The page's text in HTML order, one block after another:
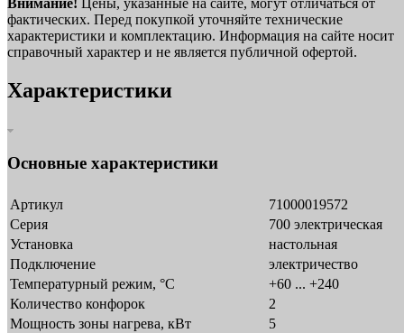
фактических. Перед покупкой уточняйте технические
характеристики и комплектацию. Информация на сайте носит
справочный характер и не является публичной офертой.
Характеристики
Основные характеристики
Артикул
71000019572
Серия
700 электрическая
Установка
настольная
Подключение
электричество
Температурный режим, °C
+60 ... +240
Количество конфорок
2
Мощность зоны нагрева, кВт
5